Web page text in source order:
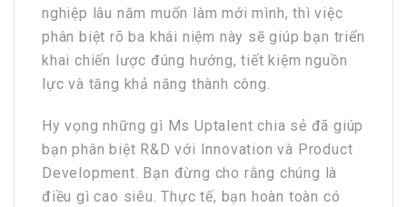
nghiệp lâu năm muốn làm mới mình, thì việc
phân biệt rõ ba khái niệm này sẽ giúp bạn triển
khai chiến lược đúng hướng, tiết kiệm nguồn
lực và tăng khả năng thành công.
Hy vọng những gì Ms Uptalent chia sẻ đã giúp
bạn phân biệt R&D với Innovation và Product
Development. Bạn đừng cho rằng chúng là
điều gì cao siêu. Thực tế, bạn hoàn toàn có